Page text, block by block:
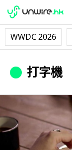
WWDC 2026
打字機